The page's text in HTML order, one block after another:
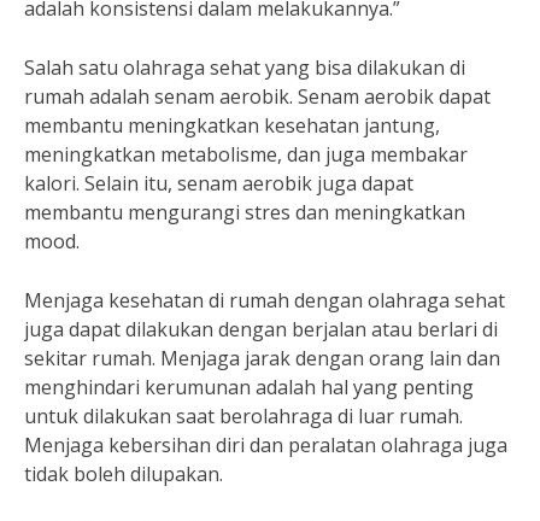
adalah konsistensi dalam melakukannya.”
Salah satu olahraga sehat yang bisa dilakukan di
rumah adalah senam aerobik. Senam aerobik dapat
membantu meningkatkan kesehatan jantung,
meningkatkan metabolisme, dan juga membakar
kalori. Selain itu, senam aerobik juga dapat
membantu mengurangi stres dan meningkatkan
mood.
Menjaga kesehatan di rumah dengan olahraga sehat
juga dapat dilakukan dengan berjalan atau berlari di
sekitar rumah. Menjaga jarak dengan orang lain dan
menghindari kerumunan adalah hal yang penting
untuk dilakukan saat berolahraga di luar rumah.
Menjaga kebersihan diri dan peralatan olahraga juga
tidak boleh dilupakan.